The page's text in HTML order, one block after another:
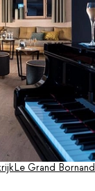
Le Grand Bornand